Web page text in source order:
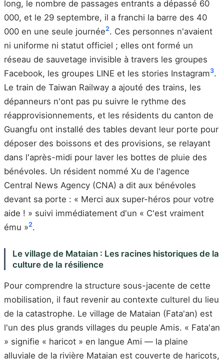
long, le nombre de passages entrants a dépassé 60
000, et le 29 septembre, il a franchi la barre des 40
000 en une seule journée2. Ces personnes n'avaient
ni uniforme ni statut officiel ; elles ont formé un
réseau de sauvetage invisible à travers les groupes
Facebook, les groupes LINE et les stories Instagram3.
Le train de Taiwan Railway a ajouté des trains, les
dépanneurs n'ont pas pu suivre le rythme des
réapprovisionnements, et les résidents du canton de
Guangfu ont installé des tables devant leur porte pour
déposer des boissons et des provisions, se relayant
dans l'après-midi pour laver les bottes de pluie des
bénévoles. Un résident nommé Xu de l'agence
Central News Agency (CNA) a dit aux bénévoles
devant sa porte : « Merci aux super-héros pour votre
aide ! » suivi immédiatement d'un « C'est vraiment
ému »2.
Le village de Mataian : Les racines historiques de la
culture de la résilience
Pour comprendre la structure sous-jacente de cette
mobilisation, il faut revenir au contexte culturel du lieu
de la catastrophe. Le village de Mataian (Fata'an) est
l'un des plus grands villages du peuple Amis. « Fata'an
» signifie « haricot » en langue Ami — la plaine
alluviale de la rivière Mataian est couverte de haricots,